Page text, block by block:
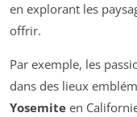
en explorant les
offrir.
Par exemple, les
dans des lieux
Yosemite en